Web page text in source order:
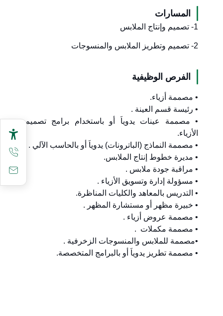
المسارات
1- تصميم وإنتاج الملابس
2- تصميم وتطريز الملابس والمنسوجات
الفرص الوظيفية
• مصممة أزياء.
• رئيسة قسم العينة .
• مصممة عينات يدوياَ أو باستخدام برامج تصميم
الأزياء.
• مصممة النماذج (الباترونات) يدوياَ أو بالحاسب الآلي .
• مديرة خطوط إنتاج الملابس.
• مراقبة جودة ملابس .
• مسؤولة إدارة وتسويق الأزياء .
• التدريس بالمعاهد والكليات المناظرة.
• خبيرة مظهر أو مستشارة المظهر .
• مصممة عروض أزياء .
• مصممة مكملات .
•مصممة للملابس والمنسوجات الزخرفية .
• مصممة تطريز يدوياَ أو بالبرامج المتخصصة.